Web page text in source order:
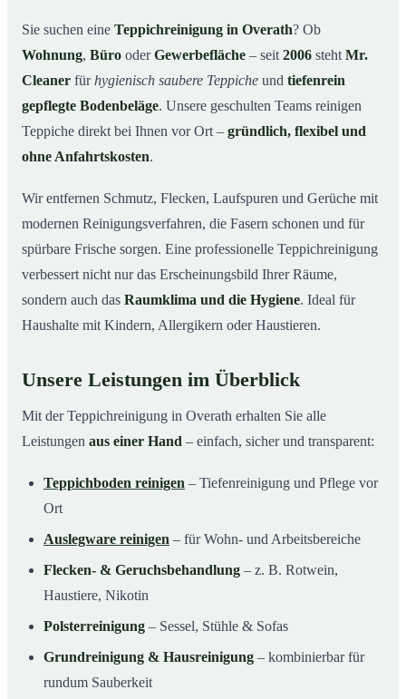
03Warum Mr. Cleaner in Overath?
04Teppichreinigung in Overath und Umgebung
05Jetzt Angebot einholen
Teppichreinigung in Overath im Einsatz
Sie suchen eine Teppichreinigung in Overath? Ob
Wohnung, Büro oderGewerbefläche – seit 2006 steht Mr.
Cleaner fürhygienisch saubere Teppiche und tiefenrein
gepflegte Bodenbeläge. Unsere geschulten Teams reinigen
Teppiche direkt bei Ihnen vor Ort – gründlich, flexibel und
ohne Anfahrtskosten.
Wir entfernen Schmutz, Flecken, Laufspuren und Gerüche mit
modernen Reinigungsverfahren, die Fasern schonen und für
spürbare Frische sorgen. Eine professionelle Teppichreinigung
verbessert nicht nur das Erscheinungsbild Ihrer Räume,
sondern auch das Raumklima und die Hygiene. Ideal für
Haushalte mit Kindern, Allergikern oder Haustieren.
Unsere Leistungen im Überblick
Mit der Teppichreinigung in Overath erhalten Sie alle
Leistungen aus einer Hand – einfach, sicher und transparent:
Teppichboden reinigen – Tiefenreinigung und Pflege vor
Ort
Auslegware reinigen – für Wohn- und Arbeitsbereiche
Flecken- & Geruchsbehandlung – z. B. Rotwein,
Haustiere, Nikotin
Polsterreinigung – Sessel, Stühle & Sofas
Grundreinigung & Hausreinigung – kombinierbar für
rundum Sauberkeit